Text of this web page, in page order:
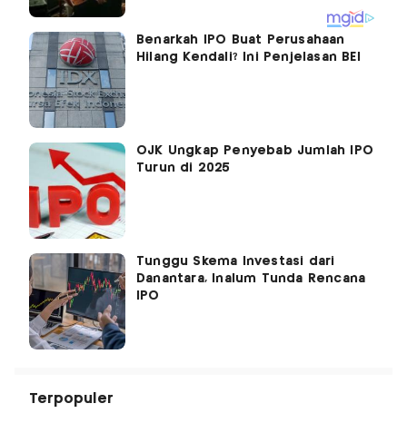
Benarkah IPO Buat Perusahaan
Hilang Kendali? Ini Penjelasan BEI
OJK Ungkap Penyebab Jumlah IPO
Turun di 2025
Tunggu Skema Investasi dari
Danantara, Inalum Tunda Rencana
IPO
Terpopuler